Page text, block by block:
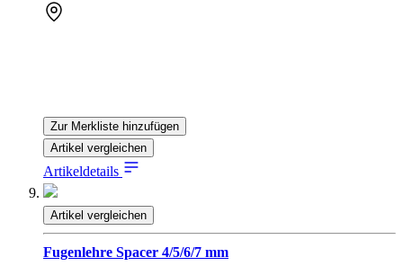
Zur Merkliste hinzufügen
Artikel vergleichen
Artikeldetails
Artikel vergleichen
Fugenlehre Spacer 4/5/6/7 mm